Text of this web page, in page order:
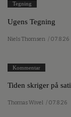
Tegning
Ugens Tegning
Niels Thomsen / 07.8.26
Kommentar
Tiden skriger på
Thomas Wivel / 07.8.26